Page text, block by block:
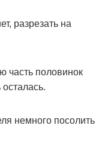
разрезать на
часть половинок
немного посолить